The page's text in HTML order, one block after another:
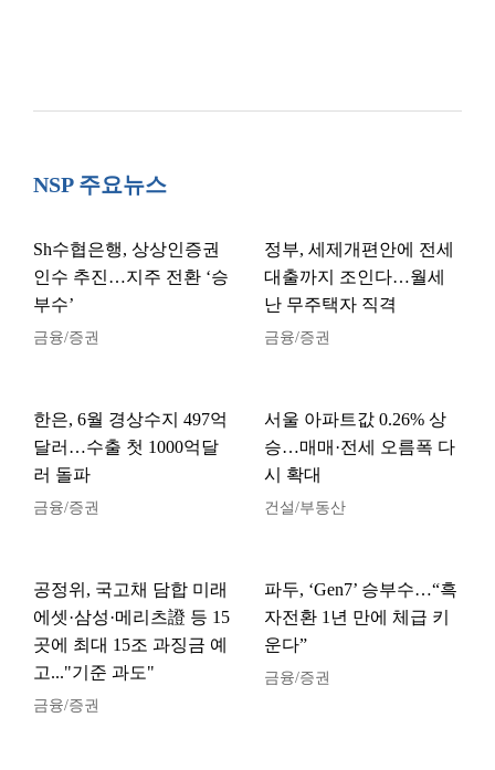
NSP 주요뉴스
Sh수협은행, 상상인증권
인수 추진…지주 전환 ‘승
부수’
금융/증권
정부, 세제개편안에 전세
대출까지 조인다…월세
난 무주택자 직격
금융/증권
한은, 6월 경상수지 497억
달러…수출 첫 1000억달
러 돌파
금융/증권
서울 아파트값 0.26% 상
승…매매·전세 오름폭 다
시 확대
건설/부동산
공정위, 국고채 담합 미래
에셋·삼성·메리츠證 등 15
곳에 최대 15조 과징금 예
고..."기준 과도"
금융/증권
파두, ‘Gen7’ 승부수…“흑
자전환 1년 만에 체급 키
운다”
금융/증권